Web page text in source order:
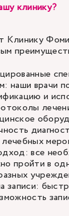
клинику?
Клинику
наши врачи
и
все
пройти в
записи: